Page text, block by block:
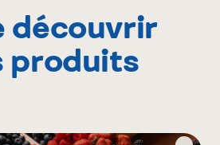
découvrir
produits